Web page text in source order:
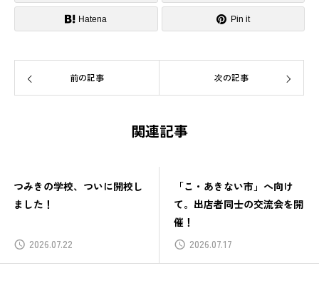
Hatena Pin it
前の記事 次の記事
関連記事
つみきの学校、ついに開校し
ました！
2026.07.22
「こ・あきない市」へ向け
て。出店者同士の交流会を開
催！
2026.07.17